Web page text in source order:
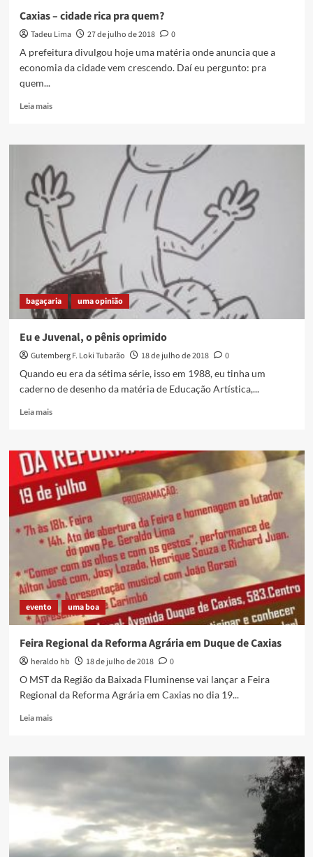
Caxias – cidade rica pra quem?
Tadeu Lima 27 de julho de 2018
0
A prefeitura divulgou hoje uma matéria onde anuncia que a
economia da cidade vem crescendo. Daí eu pergunto: pra
quem...
Leia maisRead
Caxias
cidade
rica
pra
quem?
bagaçaria uma opinião
Eu e Juvenal, o pênis oprimido
Gutemberg F. Loki Tubarão 18 de julho de 2018
0
Quando eu era da sétima série, isso em 1988, eu tinha um
caderno de desenho da matéria de Educação Artística,...
Leia maisRead
Eu
e
Juvenal,
o
pênis
oprimido
evento uma boa
Feira Regional da Reforma Agrária em Duque de Caxias
heraldo hb 18 de julho de 2018
0
O MST da Região da Baixada Fluminense vai lançar a Feira
Regional da Reforma Agrária em Caxias no dia 19...
Leia maisRead
Feira
Agrária
Duque
de